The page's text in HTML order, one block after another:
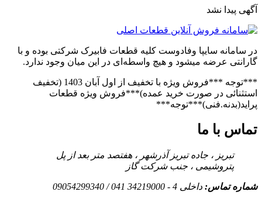
آگهی پیدا نشد
در سامانه سایپا وفادوست کلیه قطعات فابیرک شرکتی بوده و با
گارانتی عرضه میشود و هیچ واسطه‌ای در این میان وجود ندارد.
***توجه ***فروش ویژه با تخفیف از اول آبان 1403 (تخفیف
استثنائی در صورت خرید عمده)***فروش ویژه قطعات
پراید(بدنه.فنی)***توجه***
تماس با ما
تبریز ، جاده تبریز آذرشهر ، هفتصد متر بعد از پل
پتروشیمی ، جنب شرکت گاز
شماره تماس: داخلی 4 - 34219000 041 / 09054299340